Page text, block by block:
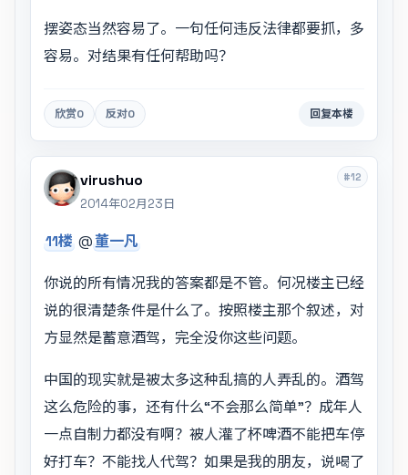
摆姿态当然容易了。一句任何违反法律都要抓，多
容易。对结果有任何帮助吗？
欣赏0 反对0 回复本楼
#12
virushuo
2014年02月23日
11楼 @董一凡
你说的所有情况我的答案都是不管。何况楼主已经
说的很清楚条件是什么了。按照楼主那个叙述，对
方显然是蓄意酒驾，完全没你这些问题。
中国的现实就是被太多这种乱搞的人弄乱的。酒驾
这么危险的事，还有什么“不会那么简单”？成年人
一点自制力都没有啊？被人灌了杯啤酒不能把车停
好打车？不能找人代驾？如果是我的朋友，说喝了